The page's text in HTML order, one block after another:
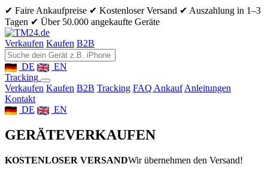
✔ Faire Ankaufpreise ✔ Kostenloser Versand ✔ Auszahlung in 1–3
Tagen ✔ Über 50.000 angekaufte Geräte
Verkaufen Kaufen B2B
DE
EN
Tracking
Verkaufen Kaufen B2B Tracking FAQ Ankauf Anleitungen
Kontakt
DE
EN
GERÄTEVERKAUFEN
KOSTENLOSER VERSANDWir übernehmen den Versand!